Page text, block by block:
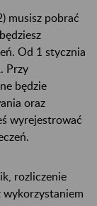
musisz pobrać
Od 1 stycznia
Przy
będzie
oraz
wyrejestrować
rozliczenie
wykorzystaniem